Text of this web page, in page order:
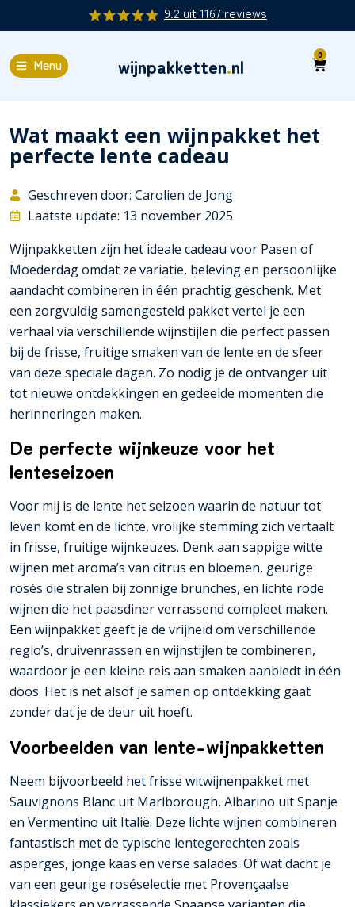
9.2 uit1167reviews
Menu wijnpakketten.nl 0
Wat maakt een wijnpakket het
perfecte lente cadeau
Geschreven door: Carolien de Jong
Laatste update: 13 november 2025
Wijnpakketten zijn het ideale cadeau voor Pasen of
Moederdag omdat ze variatie, beleving en persoonlijke
aandacht combineren in één prachtig geschenk. Met
een zorgvuldig samengesteld pakket vertel je een
verhaal via verschillende wijnstijlen die perfect passen
bij de frisse, fruitige smaken van de lente en de sfeer
van deze speciale dagen. Zo nodig je de ontvanger uit
tot nieuwe ontdekkingen en gedeelde momenten die
herinneringen maken.
De perfecte wijnkeuze voor het
lenteseizoen
Voor mij is de lente het seizoen waarin de natuur tot
leven komt en de lichte, vrolijke stemming zich vertaalt
in frisse, fruitige wijnkeuzes. Denk aan sappige witte
wijnen met aroma’s van citrus en bloemen, geurige
rosés die stralen bij zonnige brunches, en lichte rode
wijnen die het paasdiner verrassend compleet maken.
Een wijnpakket geeft je de vrijheid om verschillende
regio’s, druivenrassen en wijnstijlen te combineren,
waardoor je een kleine reis aan smaken aanbiedt in één
doos. Het is net alsof je samen op ontdekking gaat
zonder dat je de deur uit hoeft.
Voorbeelden van lente-wijnpakketten
Neem bijvoorbeeld het frisse witwijnenpakket met
Sauvignons Blanc uit Marlborough, Albarino uit Spanje
en Vermentino uit Italië. Deze lichte wijnen combineren
fantastisch met de typische lentegerechten zoals
asperges, jonge kaas en verse salades. Of wat dacht je
van een geurige roséselectie met Provençaalse